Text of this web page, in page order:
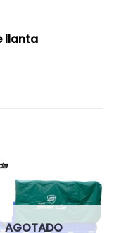
llanta
AGOTADO